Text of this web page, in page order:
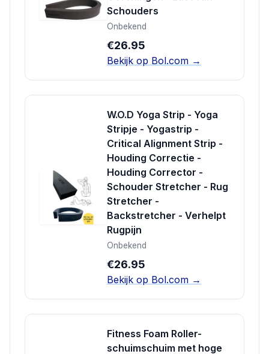
Schouders
Onbekend
€26.95
Bekijk op Bol.com →
W.O.D Yoga Strip - Yoga
Stripje - Yogastrip -
Critical Alignment Strip -
Houding Correctie -
Houding Corrector -
Schouder Stretcher - Rug
Stretcher -
Backstretcher - Verhelpt
Rugpijn
Onbekend
€26.95
Bekijk op Bol.com →
Fitness Foam Roller-
schuimschuim met hoge